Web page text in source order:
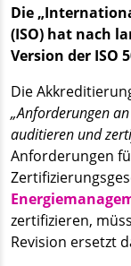
Die
(ISO) hat nach
Version der ISO
Die
„Anforderungen
auditieren und
Anforderungen
zertifizieren,
Revision ersetzt